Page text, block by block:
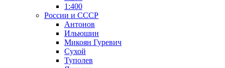
1:400
России и СССР
Антонов
Ильюшин
Микоян Гуревич
Сухой
Туполев